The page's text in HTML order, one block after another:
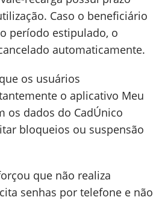
Caso o beneficiário
período estipulado, o
automaticamente.
os usuários
o aplicativo Meu
os dados do CadÚnico
bloqueios ou suspensão
que não realiza
senhas por telefone e não